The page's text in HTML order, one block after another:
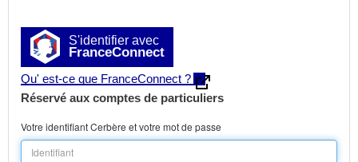
S'identifier avec
FranceConnect
Qu' est-ce que FranceConnect ?
Réservé aux comptes de particuliers
Votre identifiant Cerbère et votre mot de passe